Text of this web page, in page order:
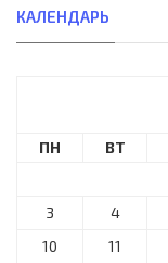
КАЛЕНДАРЬ
ПН ВТ
3
4
10
11